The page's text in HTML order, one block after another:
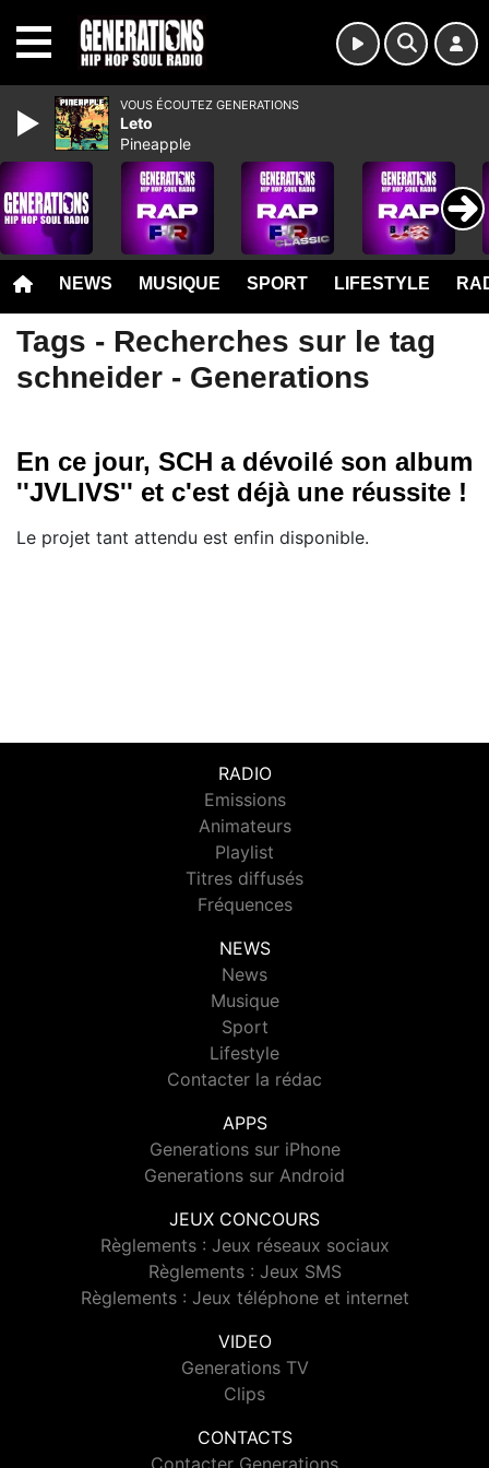
NEWS MUSIQUE SPORT LIFESTYLE
Tags - Recherches sur le tag
schneider - Generations
En ce jour, SCH a dévoilé son album
''JVLIVS'' et c'est déjà une réussite !
Le projet tant attendu est enfin disponible.
RADIO
Emissions
Animateurs
Playlist
Titres diffusés
Fréquences
NEWS
News
Musique
Sport
Lifestyle
Contacter la rédac
APPS
Generations sur iPhone
Generations sur Android
JEUX CONCOURS
Règlements : Jeux réseaux sociaux
Règlements : Jeux SMS
Règlements : Jeux téléphone et internet
VIDEO
Generations TV
Clips
CONTACTS
VOUS ÉCOUTEZ GENERATIONS
Leto
Pineapple